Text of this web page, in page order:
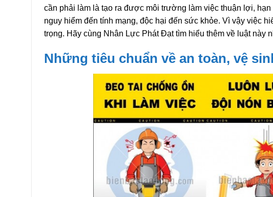
cần phải làm là tạo ra được môi trường làm việc thuận lợi,
nguy hiểm đến tính mạng, độc hại đến sức khỏe. Vì vậy việc
trọng. Hãy cùng Nhân Lực Phát Đạt tìm hiểu thêm về luật này
Những tiêu chuẩn về an toàn, vệ